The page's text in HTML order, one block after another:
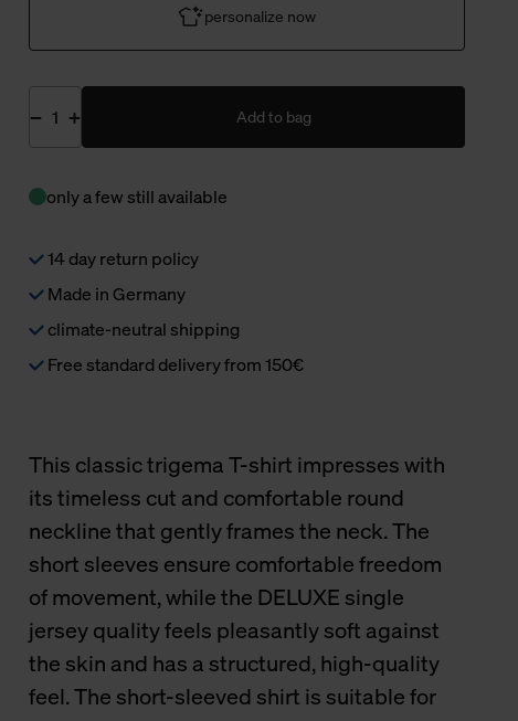
personalize now
Add to bag
only a few still available
14 day return policy
Made in Germany
climate-neutral shipping
Free standard delivery from 150€
This classic trigema T-shirt impresses with
its timeless cut and comfortable round
neckline that gently frames the neck. The
short sleeves ensure comfortable freedom
of movement, while the DELUXE single
jersey quality feels pleasantly soft against
the skin and has a structured, high-quality
feel. The short-sleeved shirt is suitable for